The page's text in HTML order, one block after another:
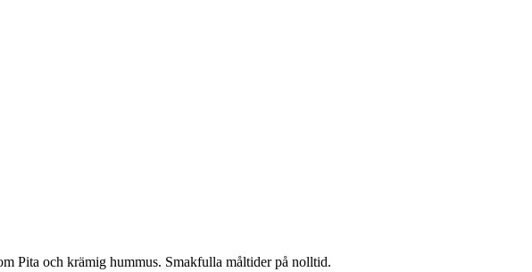
Pita och krämig hummus. Smakfulla måltider på nolltid.